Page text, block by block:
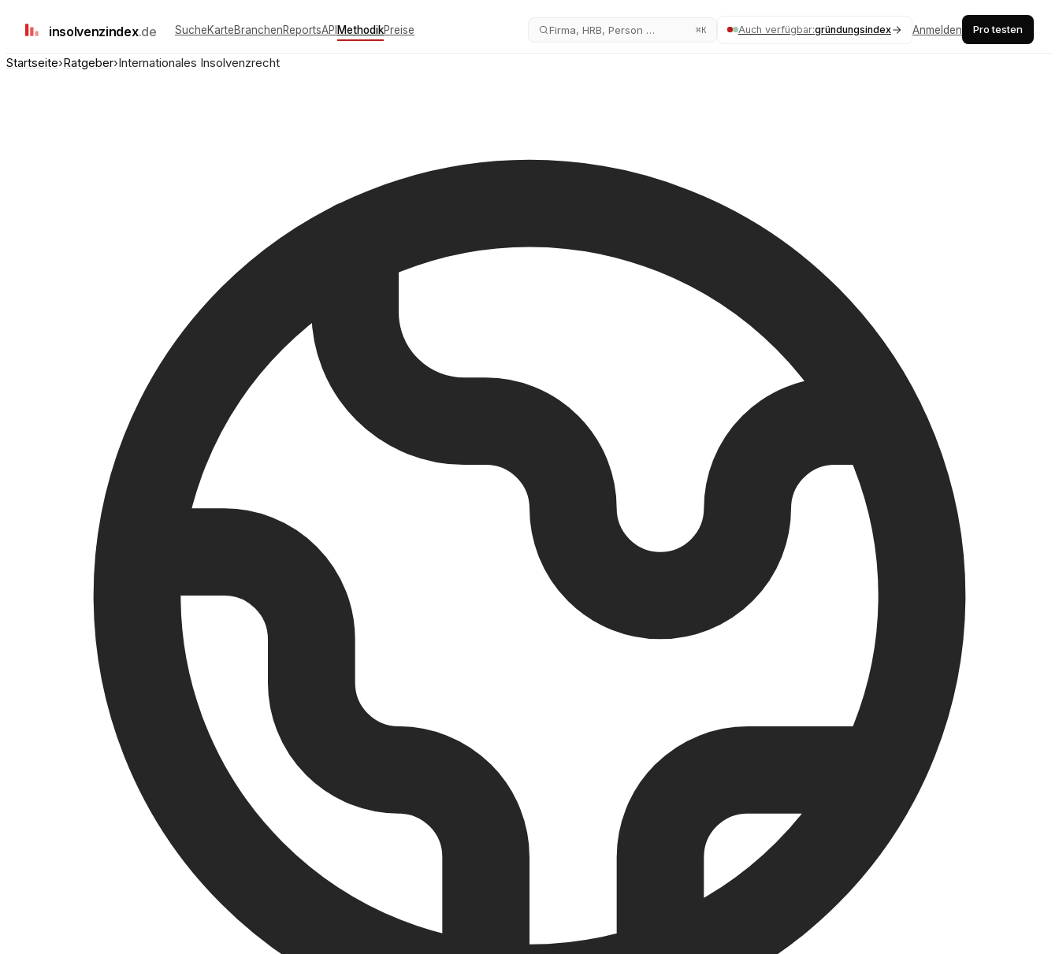
insolvenzindex.de SucheKarteBranchenReportsAPIMethodikPreise Firma, HRB, Person … ⌘K Auch verfügbar:gründungsindex Anmelden Pro testen
Startseite›Ratgeber›Internationales Insolvenzrecht